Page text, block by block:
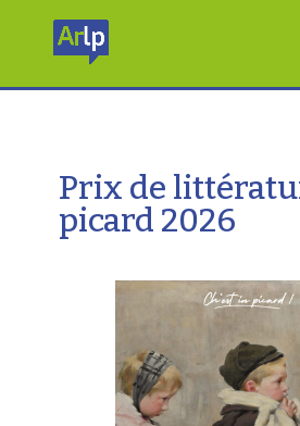
Prix de
picard 2026